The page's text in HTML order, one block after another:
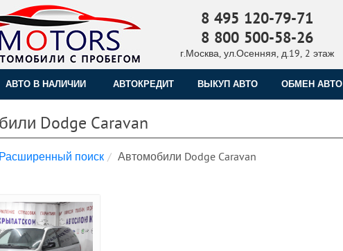
8 495 120-79-71
8 800 500-58-26
г.Москва, ул.Осенняя, д.19, 2 этаж
АВТО В НАЛИЧИИ АВТОКРЕДИТ ВЫКУП АВТО ОБМЕН АВТО
Dodge Caravan
Расширенный поиск Автомобили Dodge Caravan